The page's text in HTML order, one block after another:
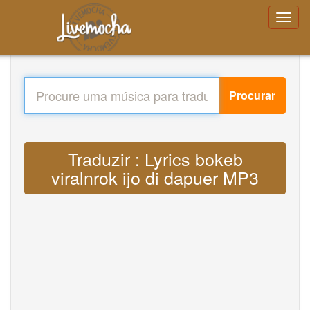
Procurar
Traduzir : Lyrics bokeb
viralnrok ijo di dapuer MP3